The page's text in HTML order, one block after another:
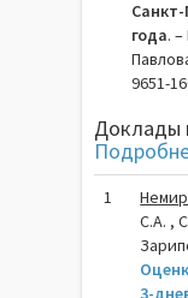
Санкт-
года.
9651-
Доклады
1
С.А. ,
3-